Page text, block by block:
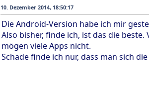
10. Dezember 2014, 18:50:17
Die Android-Version habe ich mir
Also bisher, finde ich, ist das die
mögen viele Apps nicht.
Schade finde ich nur, dass man sich